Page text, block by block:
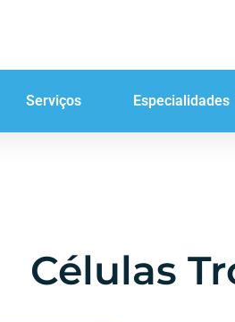
Serviços Especialidades
Células